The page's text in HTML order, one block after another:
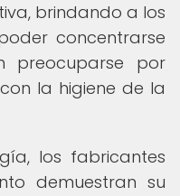
brindando a los
concentrarse
preocuparse por
la higiene de la
los fabricantes
demuestran su